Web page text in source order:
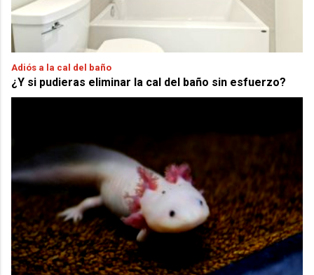
Adiós a la cal del baño
¿Y si pudieras eliminar la cal del baño sin esfuerzo?